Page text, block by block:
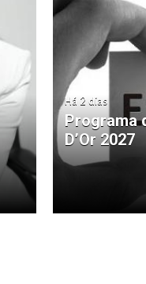
Há 2 dias
Programa
D’Or 2027